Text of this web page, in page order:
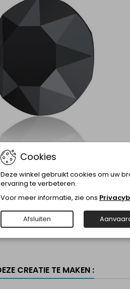
280
CREATIE TE MAKEN :
Cookies
Deze winkel gebruikt cookies om uw
ervaring te verbeteren.
Voor meer informatie, zie ons
Afsluiten